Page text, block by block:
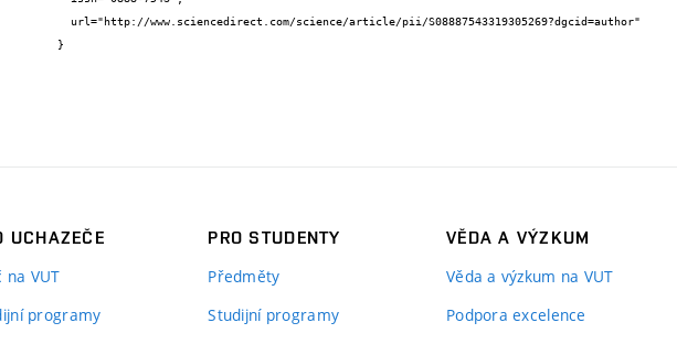
}
UCHAZEČE
na VUT
programy
PRO STUDENTY
Předměty
Studijní programy
VĚDA A VÝZKUM
Věda a výzkum na VUT
Podpora excelence